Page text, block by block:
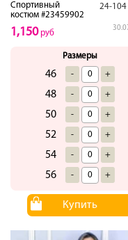
Спортивный
костюм #23459902
24-104
1,150руб
Размеры
46 - +
48 - +
50 - +
52 - +
54 - +
56 - +
Купить